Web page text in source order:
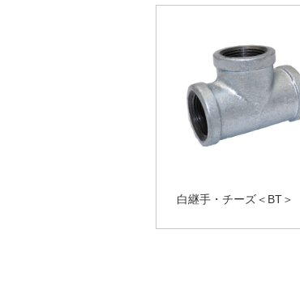
白継手・チーズ＜BT＞